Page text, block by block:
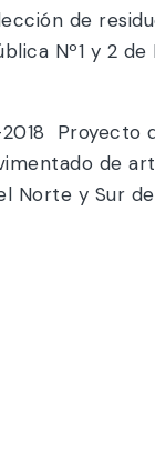
de
Nº1 y 2
2018 Proyecto
de
Norte y Sur